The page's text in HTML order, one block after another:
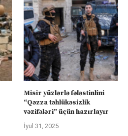
Misir yüzlərlə fələstinlini
“Qəzza təhlükəsizlik
vəzifələri” üçün hazırlayır
İyul 31, 2025